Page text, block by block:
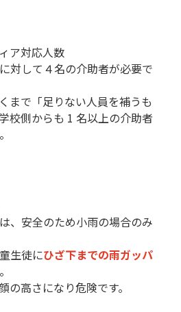
ア対応人数
対して４名の介助者が必要で
まで「足りない人員を補うも
校側からも 1 名以上の介助者
、安全のため小雨の場合のみ
生徒にひざ下までの雨ガッパ
の高さになり危険です。